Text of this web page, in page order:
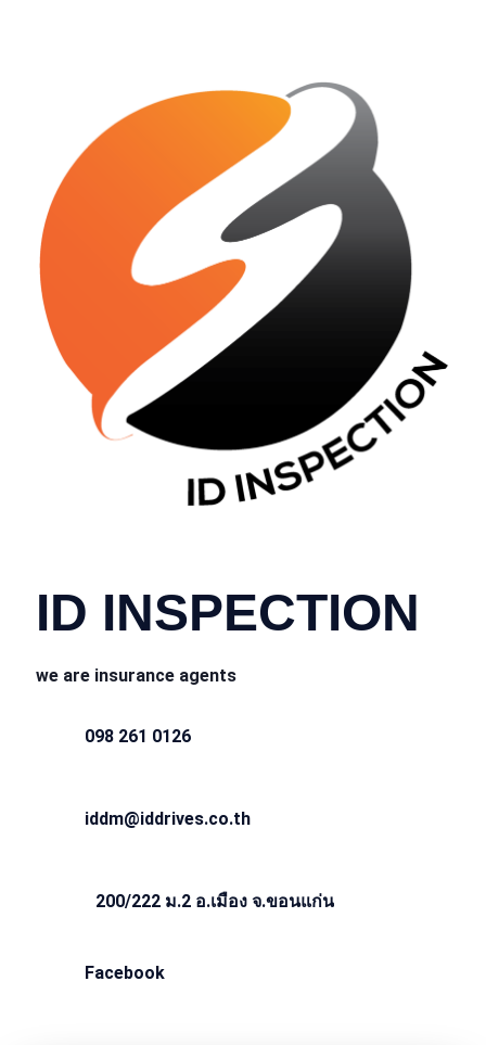
ID INSPECTION
we are insurance agents
098 261 0126
iddm@iddrives.co.th
200/222 ม.2 อ.เมือง จ.ขอนแก่น
Facebook